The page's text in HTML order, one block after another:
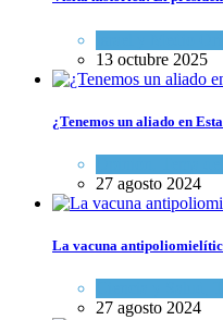
13 octubre 2025
¿Tenemos un aliado en
27 agosto 2024
La vacuna
27 agosto 2024